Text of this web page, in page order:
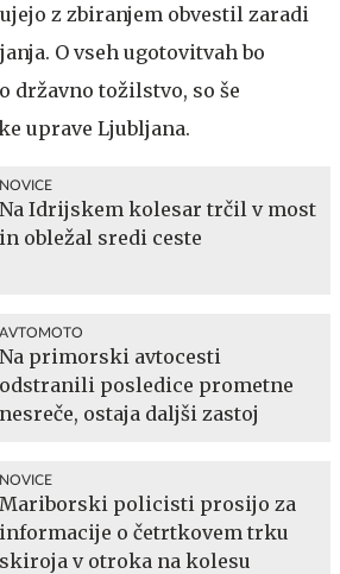
z zbiranjem obvestil zaradi
O vseh ugotovitvah bo
državno tožilstvo, so še
uprave Ljubljana.
NOVICE
Na Idrijskem kolesar trčil v most
in obležal sredi ceste
AVTOMOTO
Na primorski avtocesti
odstranili posledice prometne
nesreče, ostaja daljši zastoj
NOVICE
Mariborski policisti prosijo za
informacije o četrtkovem trku
skiroja v otroka na kolesu